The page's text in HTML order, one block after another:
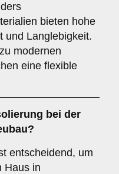
bieten hohe
und Langlebigkeit.
modernen
eine flexible
bei der
entscheidend, um
Haus in